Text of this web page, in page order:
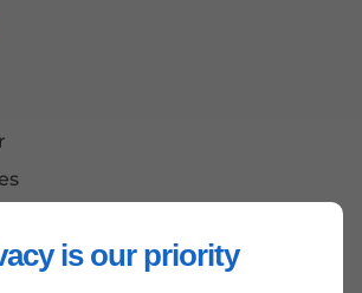
is our priority